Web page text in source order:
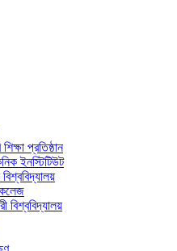
শিক্ষা প্রতিষ্ঠান
ইনস্টিটিউট
কলেজ
বিশ্ববিদ্যালয়